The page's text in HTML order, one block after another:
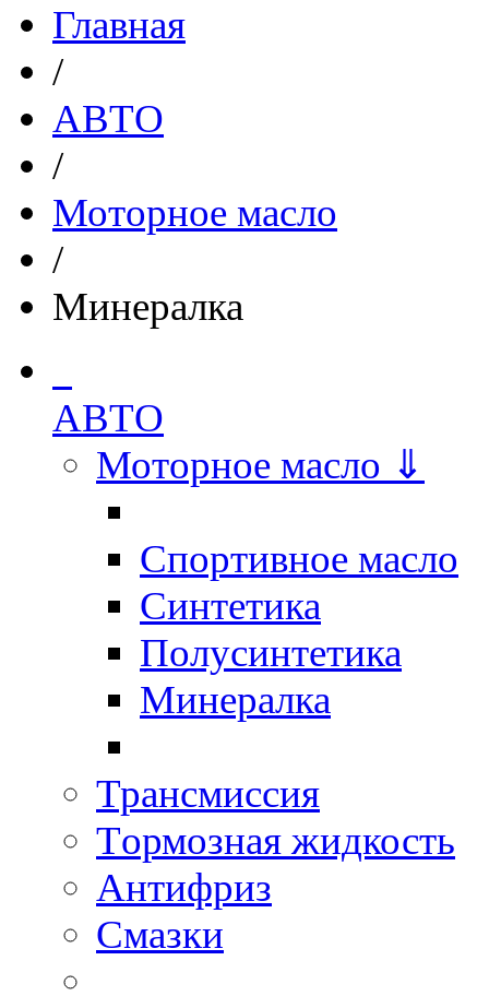
Главная
/
АВТО
/
Моторное масло
/
Минералка
АВТО
Моторное масло ⇓
Спортивное масло
Синтетика
Полусинтетика
Минералка
Трансмиссия
Tормозная жидкость
Антифриз
Смазки